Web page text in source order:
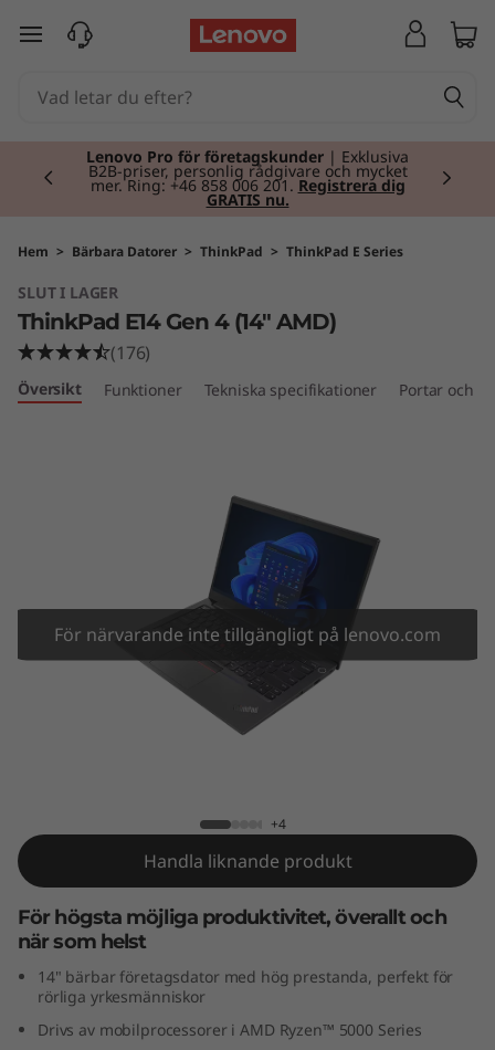
T
P
a
d
E
A
M
D
hoppa vidare till huvudinnehållet
Lenovo Pro för företagskunder | Exklusiva
B2B-priser, personlig rådgivare och mycket
mer. Ring: +46 858 006 201. Registrera dig
GRATIS nu.
Currently displaying item 2 of 2
Hem > Bärbara Datorer > ThinkPad > ThinkPad E Series
SLUT I LAGER
ThinkPad E14 Gen 4 (14" AMD)
(176)
Översikt Funktioner Tekniska specifikationer Portar och
För närvarande inte tillgängligt på lenovo.com
+4
Handla liknande produkt
För högsta möjliga produktivitet, överallt och
när som helst
14" bärbar företagsdator med hög prestanda, perfekt för
rörliga yrkesmänniskor
Drivs av mobilprocessorer i AMD Ryzen™ 5000 Series